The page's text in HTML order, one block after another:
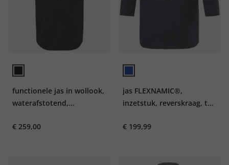
functionele jas in wollook,
waterafstotend,
€ 259,00
jas FLEXNAMIC®,
inzetstuk, reverskraag, tot
€ 199,99